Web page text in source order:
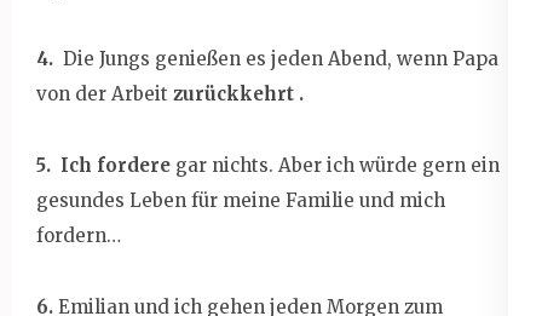
4. Die Jungs genießen es jeden Abend, wenn Papa
von der Arbeit zurückkehrt .
5. Ich fordere gar nichts. Aber ich würde gern ein
gesundes Leben für meine Familie und mich
fordern…
6. Emilian und ich gehen jeden Morgen zum